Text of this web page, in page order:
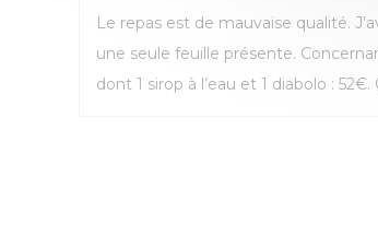
Le repas est de mauvaise qualité.
une seule feuille présente.
dont 1 sirop à l’eau et 1 diabolo : 52€.